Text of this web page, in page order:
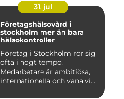
31. jul
Företagshälsovård i
stockholm mer än bara
hälsokontroller
Företag i Stockholm rör sig
ofta i högt tempo.
Medarbetare är ambitiösa,
internationella och vana vi...